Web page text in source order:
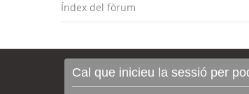
Índex del fòrum
Cal que inicieu la sessió per